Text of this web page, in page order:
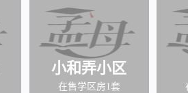
小和弄小区
在售学区房1套